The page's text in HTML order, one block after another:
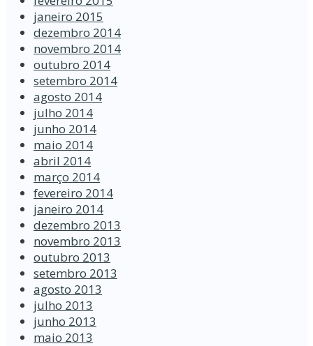
janeiro 2015
dezembro 2014
novembro 2014
outubro 2014
setembro 2014
agosto 2014
julho 2014
junho 2014
maio 2014
abril 2014
março 2014
fevereiro 2014
janeiro 2014
dezembro 2013
novembro 2013
outubro 2013
setembro 2013
agosto 2013
julho 2013
junho 2013
maio 2013